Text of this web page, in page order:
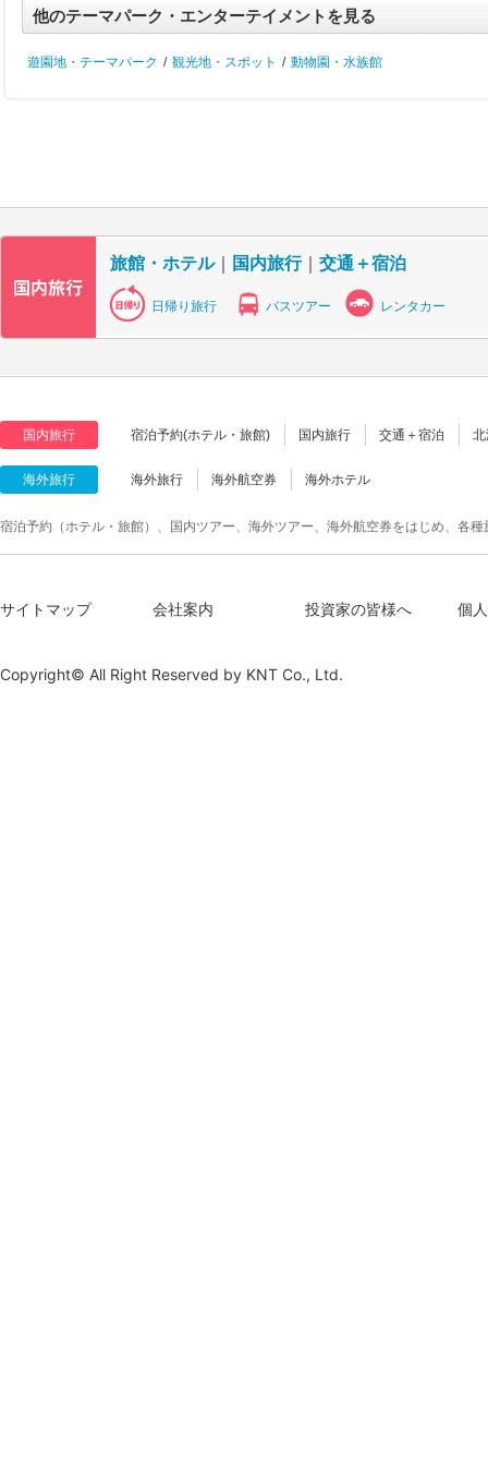
他のテーマパーク・エンターテイメントを見る
遊園地・テーマパーク / 観光地・スポット / 動物園・水族館
旅館・ホテル｜ 国内旅行｜ 交通＋宿泊
日帰り旅行 バスツアー レンタカー
国内旅行 宿泊予約(ホテル・旅館) 国内旅行 交通＋宿泊
海外旅行 海外旅行 海外航空券 海外ホテル
宿泊予約（ホテル・旅館）、国内ツアー、海外ツアー、海外航空券をはじめ、各
サイトマップ 会社案内 投資家の皆様へ 個
Copyright© All Right Reserved by KNT Co., Ltd.